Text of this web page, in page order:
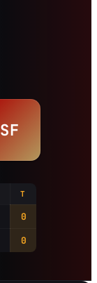
SF
T
0
0